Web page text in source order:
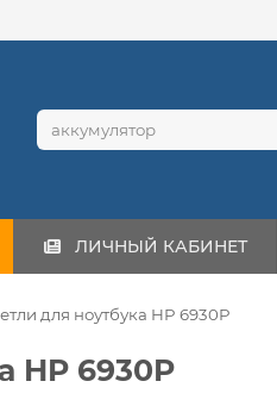
ЛИЧНЫЙ КАБИНЕТ
для ноутбука HP 6930P
HP 6930P